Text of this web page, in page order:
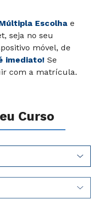
Escolha e
seja no seu
móvel, de
imediato! Se
com a matrícula.
Curso